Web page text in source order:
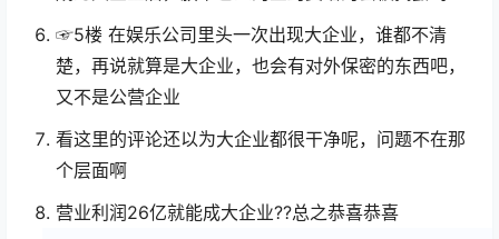
☞5楼 在娱乐公司里头一次出现大企业，谁都不清
楚，再说就算是大企业，也会有对外保密的东西吧，
又不是公营企业
看这里的评论还以为大企业都很干净呢，问题不在那
个层面啊
营业利润26亿就能成大企业??总之恭喜恭喜